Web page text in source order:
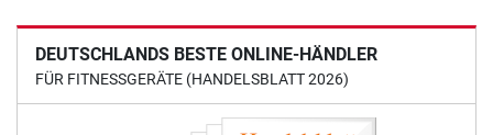
DEUTSCHLANDS BESTE ONLINE-HÄNDLER
FÜR FITNESSGERÄTE (HANDELSBLATT 2026)